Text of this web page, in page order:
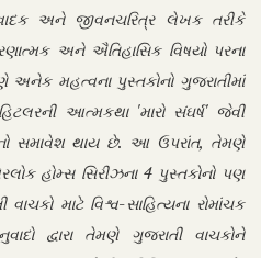
અને જીવનચરિત્ર લેખક તરીકે
અને ઐતિહાસિક વિષયો પરના
મહત્વના પુસ્તકોનો ગુજરાતીમાં
આત્મકથા 'મારો સંઘર્ષ' જેવી
સમાવેશ થાય છે. આ ઉપરાંત, તેમણે
હોમ્સ સિરીઝના 4 પુસ્તકોનો પણ
માટે વિશ્વ-સાહિત્યના રોમાંચક
દ્વારા તેમણે ગુજરાતી વાચકોને